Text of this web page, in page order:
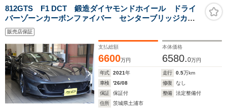
812GTS F1 DCT 鍛造ダイヤモンドホイール ドライ
バーゾーンカーボンファイバー センターブリッジカー
ボンファイバー パッセンジャーディスプレイ シルキ
ックカーボン フルエレクトリックシート キルテッド
スタイルシート
販売店保証
支払総額
6600万円
本体価格
6580.0万円
年式 2021年 走行 0.5万km
車検
'26/08 修復
なし
保証
保証付 整備
法定整備付
住所
茨城県土浦市